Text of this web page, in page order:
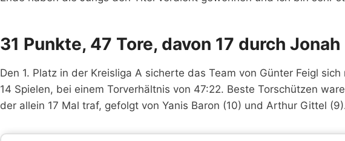
31 Punkte, 47 Tore, davon 17 durch
Den 1. Platz in der Kreisliga A sicherte das Team von Günter Feigl sich
14 Spielen, bei einem Torverhältnis von 47:22. Beste Torschützen
der allein 17 Mal traf, gefolgt von Yanis Baron (10) und Arthur Gittel